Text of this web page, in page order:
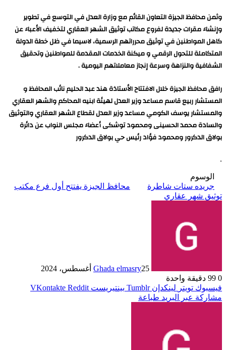
وثمن محافظ الجيزة التعاون القائم مع وزارة العدل في التوسع في تطوير
وإنشاء مقرات جديدة لفروع مكاتب توثيق الشهر العقاري لتخفيف الأعباء عن
كاهل المواطنين في توثيق محرراتهم الرسمية، لاسيما في ظل خطة الدولة
المتكاملة للتحول الرقمي و ميكنة الخدمات المقدمة للمواطنين وتحقيق
الشفافية والنزاهة وسرعة إنجاز معاملاتهم اليومية .
رافق محافظ الجيزة خلال الافتتاح الأستاذة هند عبد الحليم نائب المحافظ و
المستشار ربيع قاسم مساعد وزير العدل لهيئة ابنيه المحاكم والشهر العقاري
والمستشار يوسف الكومي مساعد وزير العدل لقطاع الشهر العقاري والتوثيق
والسادة محمد الحسينى ومحمود توشكى أعضاء مجلس النواب عن دائرة
بولاق الدكرور ومحمود فؤاد رئيس حي بولاق الدكرور
.
الوسوم
جريده ستات شاطرة
محافظ الجيزة يفتتح أول فرع مكتب
توثيق شهر عقاري
Ghada elmasry25 أغسطس، 2024
0
دقيقة واحدة
فيسبوك تويتر لينكدإن بينتيريست
مشاركة عبر البريد طباعة